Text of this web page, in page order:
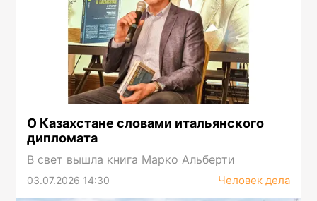
О Казахстане словами итальянского
дипломата
В свет вышла книга Марко Альберти
03.07.2026 14:30 Человек дела